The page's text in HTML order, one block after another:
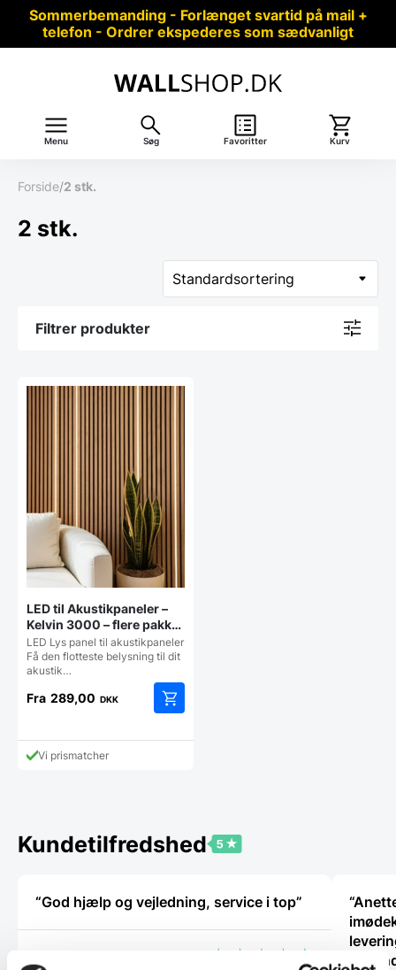
Sommerbemanding - Forlænget svartid på mail +
telefon - Ordrer ekspederes som sædvanligt
Menu Søg Favoritter Kurv
Forside/2 stk.
2 stk.
Filtrer produkter
LED til Akustikpaneler –
Kelvin 3000 – flere pakker
og tilkøb
LED Lys panel til akustikpaneler
Få den flotteste belysning til dit
akustik…
Fra 289,00 DKK
vare
vælges
på
Vi prismatcher
Kundetilfredshed
“God hjælp og vejledning, service i top”